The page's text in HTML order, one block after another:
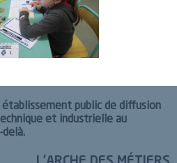
établissement public de diffusion
et industrielle au
delà.